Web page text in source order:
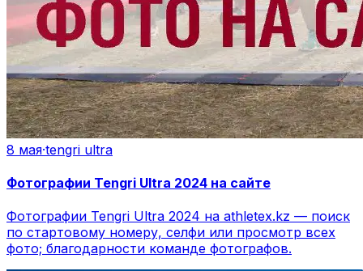
8 мая·tengri ultra
Фотографии Tengri Ultra 2024 на сайте
Фотографии Tengri Ultra 2024 на athletex.kz — поиск
по стартовому номеру, селфи или просмотр всех
фото; благодарности команде фотографов.